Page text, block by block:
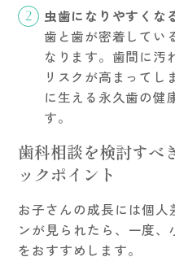
虫歯になりやすくな
歯と歯が密着してい
なります。歯間に汚
リスクが高まってし
に生える永久歯の健
す。
歯科相談を検討すべ
ックポイント
お子さんの成長には個
ンが見られたら、一度
をおすすめします。